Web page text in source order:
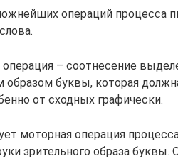
операций процесса
– соотнесение
образом буквы, которая
от сходных графически.
моторная операция
зрительного образа